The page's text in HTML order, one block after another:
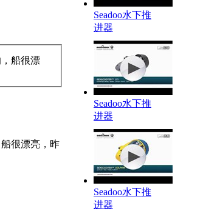
船很漂
很漂亮，昨
Seadoo水下推
进器
Seadoo水下推
进器
Seadoo水下推
进器